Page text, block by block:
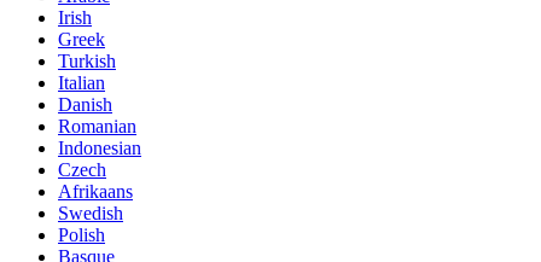
Irish
Greek
Turkish
Italian
Danish
Romanian
Indonesian
Czech
Afrikaans
Swedish
Polish
Basque